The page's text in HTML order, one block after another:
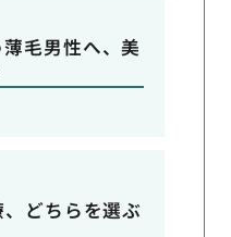
毛男性へ、美
どちらを選ぶ